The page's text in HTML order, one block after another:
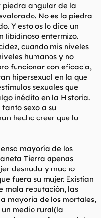
piedra angular de la
No es la piedra
Y esto os lo dice un
libidinoso enfermizo.
cuando mis niveles
humanos y no
funcionar con eficacia,
hipersexual en la que
sexuales que
inédito en la Historia.
sexo a su
hecho creer que lo
mayoría de los
Tierra apenas
desnuda y mucho
fuera su mujer. Existian
mala reputación, las
mayoria de los mortales,
un medio rural(la